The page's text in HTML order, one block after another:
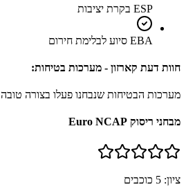
ESP בקרת יציבות
EBA סיוע לבלימת חירום
חוות דעת קארזון - מערכות בטיחות:
מערכות הבטיחות שנבחנו פעלו בצורה טובה
מבחני ריסוק Euro NCAP
ציון: 5 כוכבים